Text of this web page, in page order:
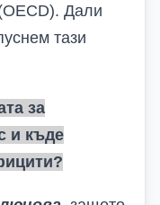
OECD). Дали
тази
за
и къде